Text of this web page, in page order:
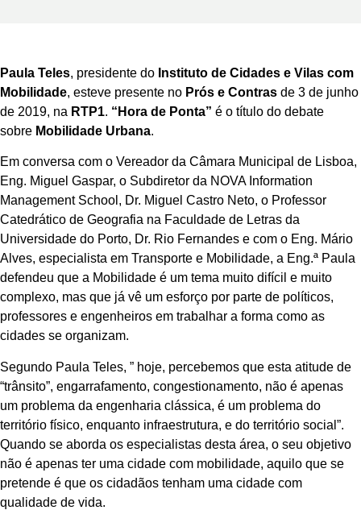
Paula Teles, presidente do Instituto de Cidades e Vilas com
Mobilidade, esteve presente no Prós e Contras de 3 de junho
de 2019, na RTP1. “Hora de Ponta” é o título do debate
sobre Mobilidade Urbana.
Em conversa com o Vereador da Câmara Municipal de Lisboa,
Eng. Miguel Gaspar, o Subdiretor da NOVA Information
Management School, Dr. Miguel Castro Neto, o Professor
Catedrático de Geografia na Faculdade de Letras da
Universidade do Porto, Dr. Rio Fernandes e com o Eng. Mário
Alves, especialista em Transporte e Mobilidade, a Eng.ª Paula
defendeu que a Mobilidade é um tema muito difícil e muito
complexo, mas que já vê um esforço por parte de políticos,
professores e engenheiros em trabalhar a forma como as
cidades se organizam.
Segundo Paula Teles, ” hoje, percebemos que esta atitude de
“trânsito”, engarrafamento, congestionamento, não é apenas
um problema da engenharia clássica, é um problema do
território físico, enquanto infraestrutura, e do território social”.
Quando se aborda os especialistas desta área, o seu objetivo
não é apenas ter uma cidade com mobilidade, aquilo que se
pretende é que os cidadãos tenham uma cidade com
qualidade de vida.